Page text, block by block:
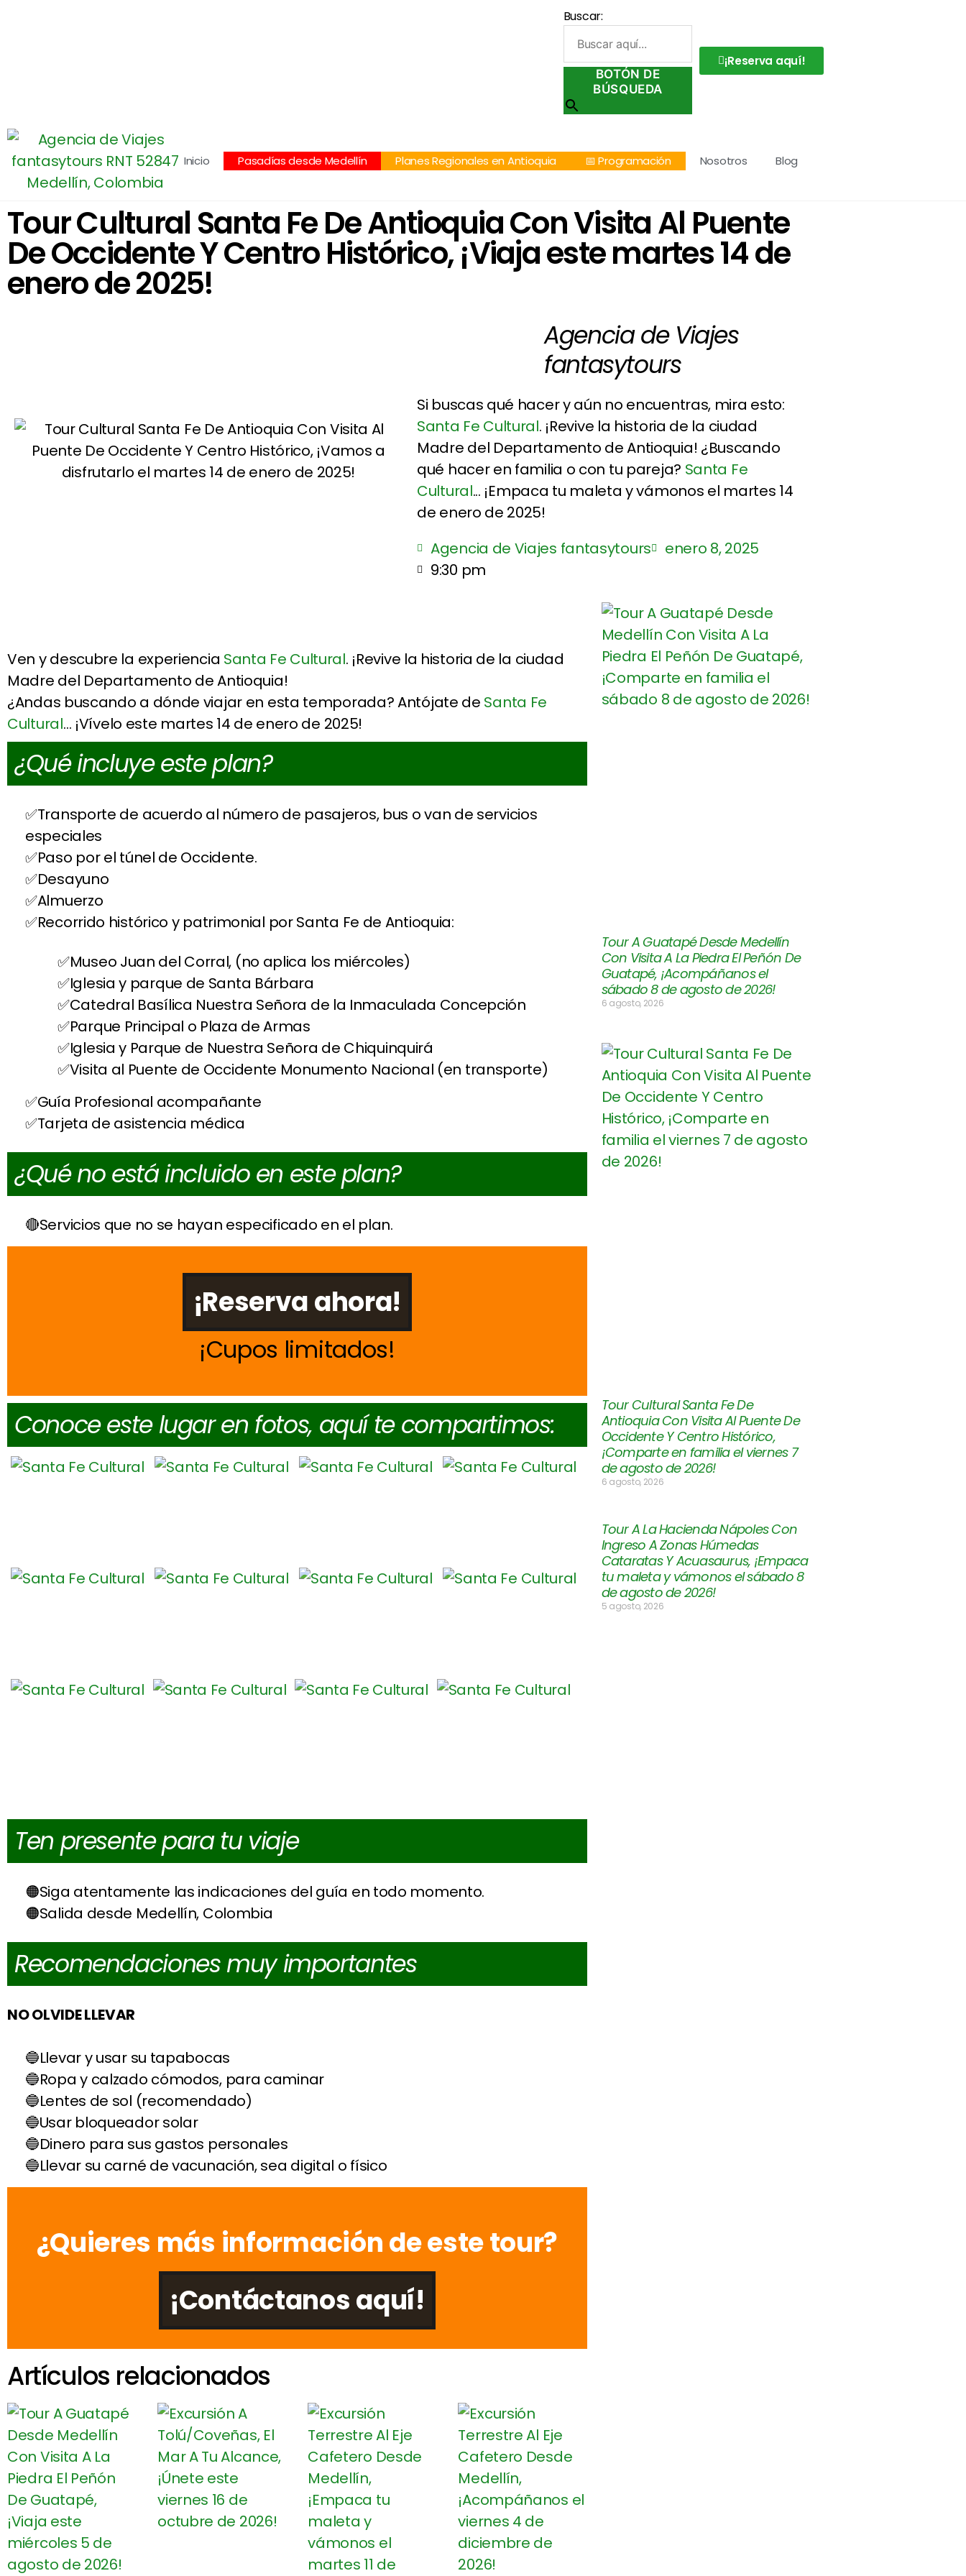
Buscar:
BOTÓN DE
BÚSQUEDA
¡Reserva aquí!
Inicio Pasadías desde Medellín Planes Regionales en Antioquia 📅 Programación Nosotros Blog
Tour Cultural Santa Fe De Antioquia Con Visita Al Puente
De Occidente Y Centro Histórico, ¡Viaja este martes 14 de
enero de 2025!
Agencia de Viajes
fantasytours
Si buscas qué hacer y aún no encuentras, mira esto:
Santa Fe Cultural. ¡Revive la historia de la ciudad
Madre del Departamento de Antioquia! ¿Buscando
qué hacer en familia o con tu pareja? Santa Fe
Cultural... ¡Empaca tu maleta y vámonos el martes 14
de enero de 2025!
Agencia de Viajes fantasytours
enero 8, 2025
9:30 pm
Ven y descubre la experiencia Santa Fe Cultural. ¡Revive la historia de la ciudad
Madre del Departamento de Antioquia!
¿Andas buscando a dónde viajar en esta temporada? Antójate de Santa Fe
Cultural… ¡Vívelo este martes 14 de enero de 2025!
¿Qué incluye este plan?
Transporte de acuerdo al número de pasajeros, bus o van de servicios
especiales
Paso por el túnel de Occidente.
Desayuno
Almuerzo
Recorrido histórico y patrimonial por Santa Fe de Antioquia:
Museo Juan del Corral, (no aplica los miércoles)
Iglesia y parque de Santa Bárbara
Catedral Basílica Nuestra Señora de la Inmaculada Concepción
Parque Principal o Plaza de Armas
Iglesia y Parque de Nuestra Señora de Chiquinquirá
Visita al Puente de Occidente Monumento Nacional (en transporte)
Guía Profesional acompañante
Tarjeta de asistencia médica
¿Qué no está incluido en este plan?
Servicios que no se hayan especificado en el plan.
¡Reserva ahora!
Cupos limitados
Conoce este lugar en fotos, aquí te compartimos:
Ten presente para tu viaje
Siga atentamente las indicaciones del guía en todo momento.
Salida desde Medellín, Colombia
Recomendaciones muy importantes
NO OLVIDE LLEVAR
Llevar y usar su tapabocas
Ropa y calzado cómodos, para caminar
Lentes de sol (recomendado)
Usar bloqueador solar
Dinero para sus gastos personales
Llevar su carné de vacunación, sea digital o físico
¿Quieres más información de este tour?
¡Contáctanos aquí!
Artículos relacionados
Tour A Guatapé Desde Medellín
Con Visita A La Piedra El Peñón De
Guatapé, ¡Acompáñanos el
sábado 8 de agosto de 2026!
6 agosto, 2026
Tour Cultural Santa Fe De
Antioquia Con Visita Al Puente De
Occidente Y Centro Histórico,
¡Comparte en familia el viernes 7
de agosto de 2026!
6 agosto, 2026
Tour A La Hacienda Nápoles Con
Ingreso A Zonas Húmedas
Cataratas Y Acuasaurus, ¡Empaca
tu maleta y vámonos el sábado 8
de agosto de 2026!
5 agosto, 2026